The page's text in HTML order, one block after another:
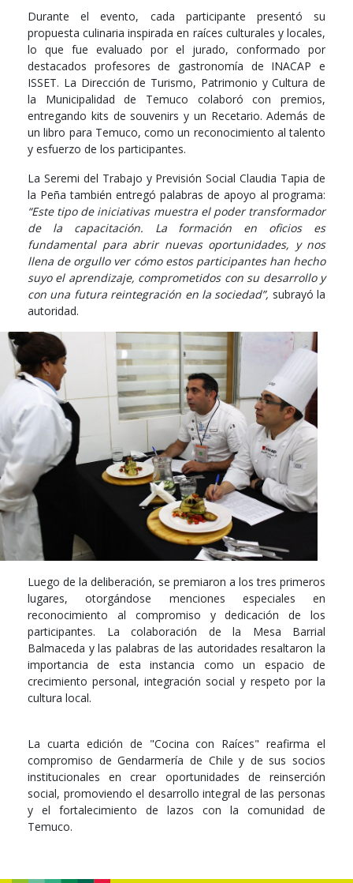
Durante el evento, cada participante presentó su
propuesta culinaria inspirada en raíces culturales y locales,
lo que fue evaluado por el jurado, conformado por
destacados profesores de gastronomía de INACAP e
ISSET. La Dirección de Turismo, Patrimonio y Cultura de
la Municipalidad de Temuco colaboró con premios,
entregando kits de souvenirs y un Recetario. Además de
un libro para Temuco, como un reconocimiento al talento
y esfuerzo de los participantes.
La Seremi del Trabajo y Previsión Social Claudia Tapia de
la Peña también entregó palabras de apoyo al programa:
“Este tipo de iniciativas muestra el poder transformador
de la capacitación. La formación en oficios es
fundamental para abrir nuevas oportunidades, y nos
llena de orgullo ver cómo estos participantes han hecho
suyo el aprendizaje, comprometidos con su desarrollo y
con una futura reintegración en la sociedad”, subrayó la
autoridad.
Luego de la deliberación, se premiaron a los tres primeros
lugares, otorgándose menciones especiales en
reconocimiento al compromiso y dedicación de los
participantes. La colaboración de la Mesa Barrial
Balmaceda y las palabras de las autoridades resaltaron la
importancia de esta instancia como un espacio de
crecimiento personal, integración social y respeto por la
cultura local.
La cuarta edición de "Cocina con Raíces" reafirma el
compromiso de Gendarmería de Chile y de sus socios
institucionales en crear oportunidades de reinserción
social, promoviendo el desarrollo integral de las personas
y el fortalecimiento de lazos con la comunidad de
Temuco.